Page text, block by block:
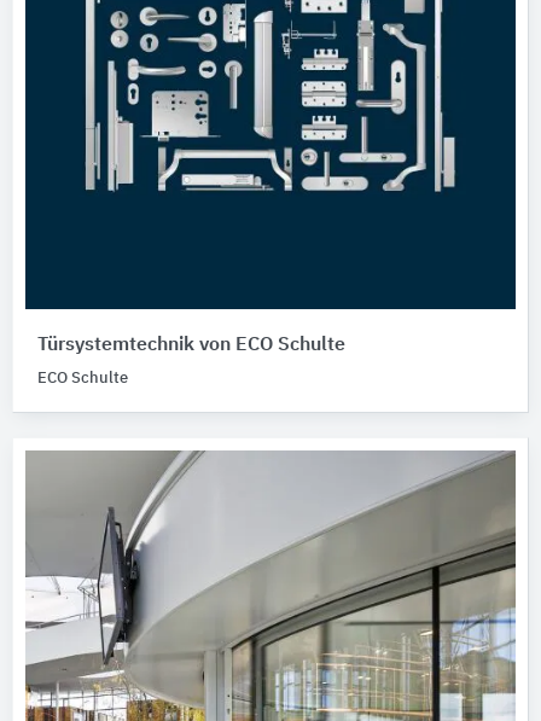
Türsystemtechnik von ECO Schulte
ECO Schulte